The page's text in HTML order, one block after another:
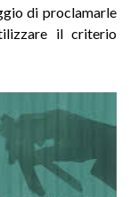
di proclamarle
il criterio